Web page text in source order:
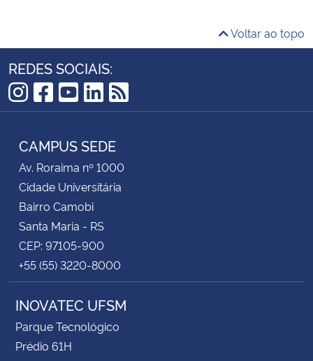
Voltar ao topo
REDES SOCIAIS:
Instagram
Facebook
YouTube
LinkedIn
RSS
CAMPUS SEDE
Av. Roraima nº 1000
Cidade Universitária
Bairro Camobi
Santa Maria - RS
CEP: 97105-900
+55 (55) 3220-8000
INOVATEC UFSM
Parque Tecnológico
Prédio 61H